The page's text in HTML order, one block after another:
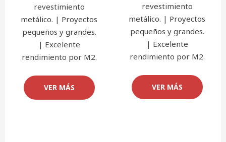
revestimiento
metálico. | Proyectos
pequeños y grandes.
| Excelente
rendimiento por M2.
VER MÁS
revestimiento
metálico. | Proyectos
pequeños y grandes.
| Excelente
rendimiento por M2.
VER MÁS